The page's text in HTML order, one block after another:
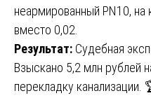
неармированный PN10, на
вместо 0,02.
Результат: Судебная
Взыскано 5,2 млн рублей
перекладку канализации.